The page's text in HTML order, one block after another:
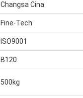
Changsa Cina
Fine-Tech
ISO9001
B120
500kg